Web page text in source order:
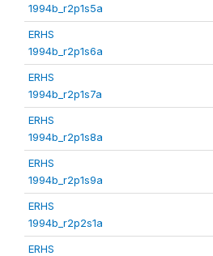
1994b_r2p1s5a
ERHS
1994b_r2p1s6a
ERHS
1994b_r2p1s7a
ERHS
1994b_r2p1s8a
ERHS
1994b_r2p1s9a
ERHS
1994b_r2p2s1a
ERHS